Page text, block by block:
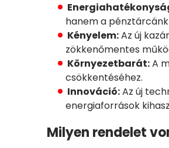
hanem a
Kényelem:Az új
zökkenőmentes
Környezetbarát:A
csökkentéséhez.
Innováció:Az új
energiaforrások
Milyen rendelet